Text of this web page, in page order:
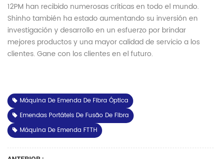
12PM han recibido numerosas críticas en todo el mundo.
Shinho también ha estado aumentando su inversión en
investigación y desarrollo en un esfuerzo por brindar
mejores productos y una mayor calidad de servicio a los
clientes. Gane con los clientes en el futuro.
Máquina De Emenda De Fibra Óptica
Emendas Portáteis De Fusão De Fibra
Máquina De Emenda FTTH